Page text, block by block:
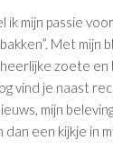
ik mijn passie
Met mijn
zoete en
vind je naast
mijn
een kijkje in